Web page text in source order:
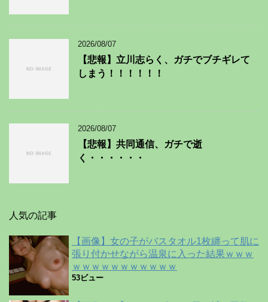
2026/08/07
【悲報】立川志らく、ガチでブチギレて
しまう！！！！！！
2026/08/07
【悲報】共同通信、ガチで逝
く・・・・・・
人気の記事
【画像】女の子がバスタオル1枚纏って肌に
張り付かせながら温泉に入った結果ｗｗｗ
ｗｗｗｗｗｗｗｗｗｗｗ
53ビュー